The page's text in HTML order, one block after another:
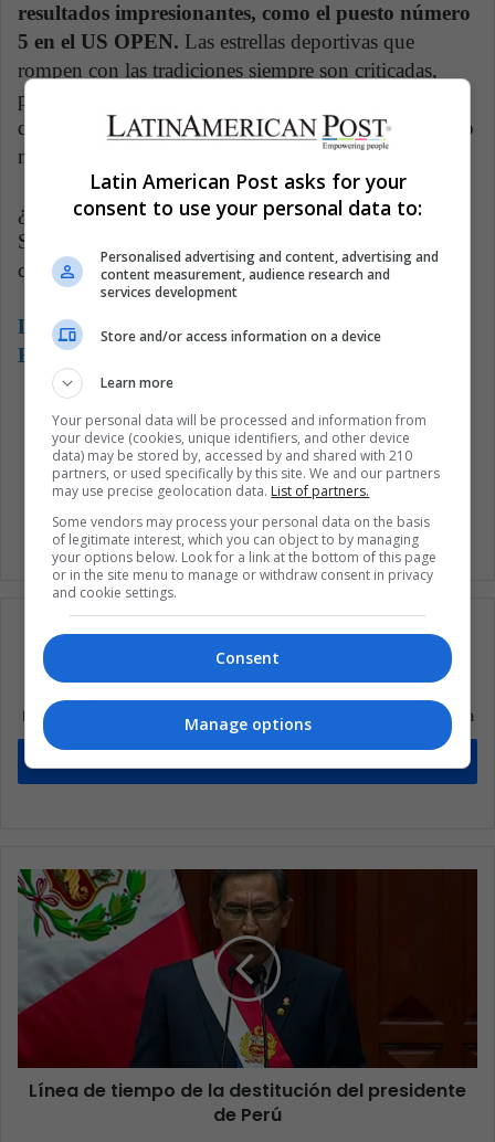
resultados impresionantes, como el puesto número
5 en el US OPEN. Las estrellas deportivas que
rompen con las tradiciones siempre son criticadas,
pero lo cierto es que frecuentemente elevan sus
deportes y a sus competidores a otro nivel, innovando
nuevas estrategias y regímenes de entrenamiento.
¿Qué tan lejos llevará al golf Bryson DeChambeau?
Solo el tiempo y por supuesto los resultados que sea
capaz de obtener, lo dirán.
Lea también:
Grandes Atletas Latinoamericanos:
Edición Venezuela
Deportes no tradicionales Golf
US Open
Suscríbete a nuestra lista de correos
Mantente informado sobre lo que está pasando en Latinoamérica
Línea de tiempo de la destitución del presidente
de Perú
Latin American Post asks for your
consent to use your personal data to:
Personalised advertising and content, advertising and
content measurement, audience research and
services development
Store and/or access information on a device
Learn more
Your personal data will be processed and information from
your device (cookies, unique identifiers, and other device
data) may be stored by, accessed by and shared with 210
partners, or used specifically by this site. We and our partners
may use precise geolocation data. List of partners.
Some vendors may process your personal data on the basis
of legitimate interest, which you can object to by managing
your options below. Look for a link at the bottom of this page
or in the site menu to manage or withdraw consent in privacy
and cookie settings.
Consent
Manage options